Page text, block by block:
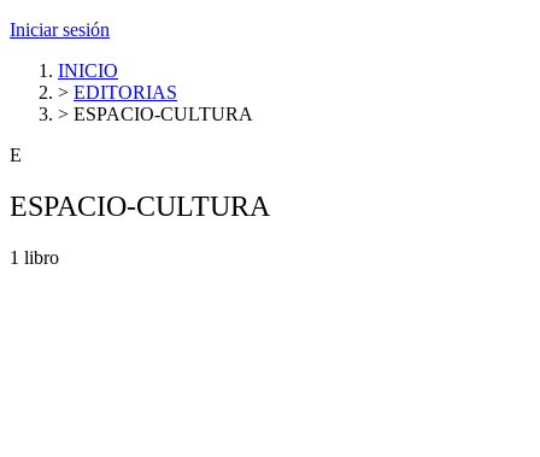
Iniciar sesión
INICIO
> EDITORIAS
> ESPACIO-CULTURA
E
ESPACIO-CULTURA
1 libro